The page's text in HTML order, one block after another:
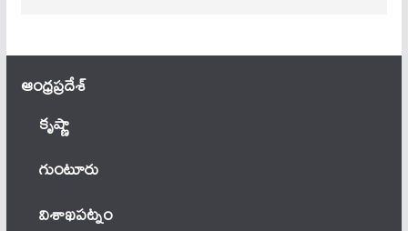
ఆంధ్ర‌ప్ర‌దేశ్
కృష్ణా
గుంటూరు
విశాఖపట్నం